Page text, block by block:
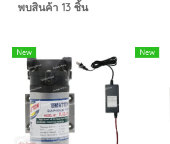
พบสินค้า 13 ชิ้น
New New